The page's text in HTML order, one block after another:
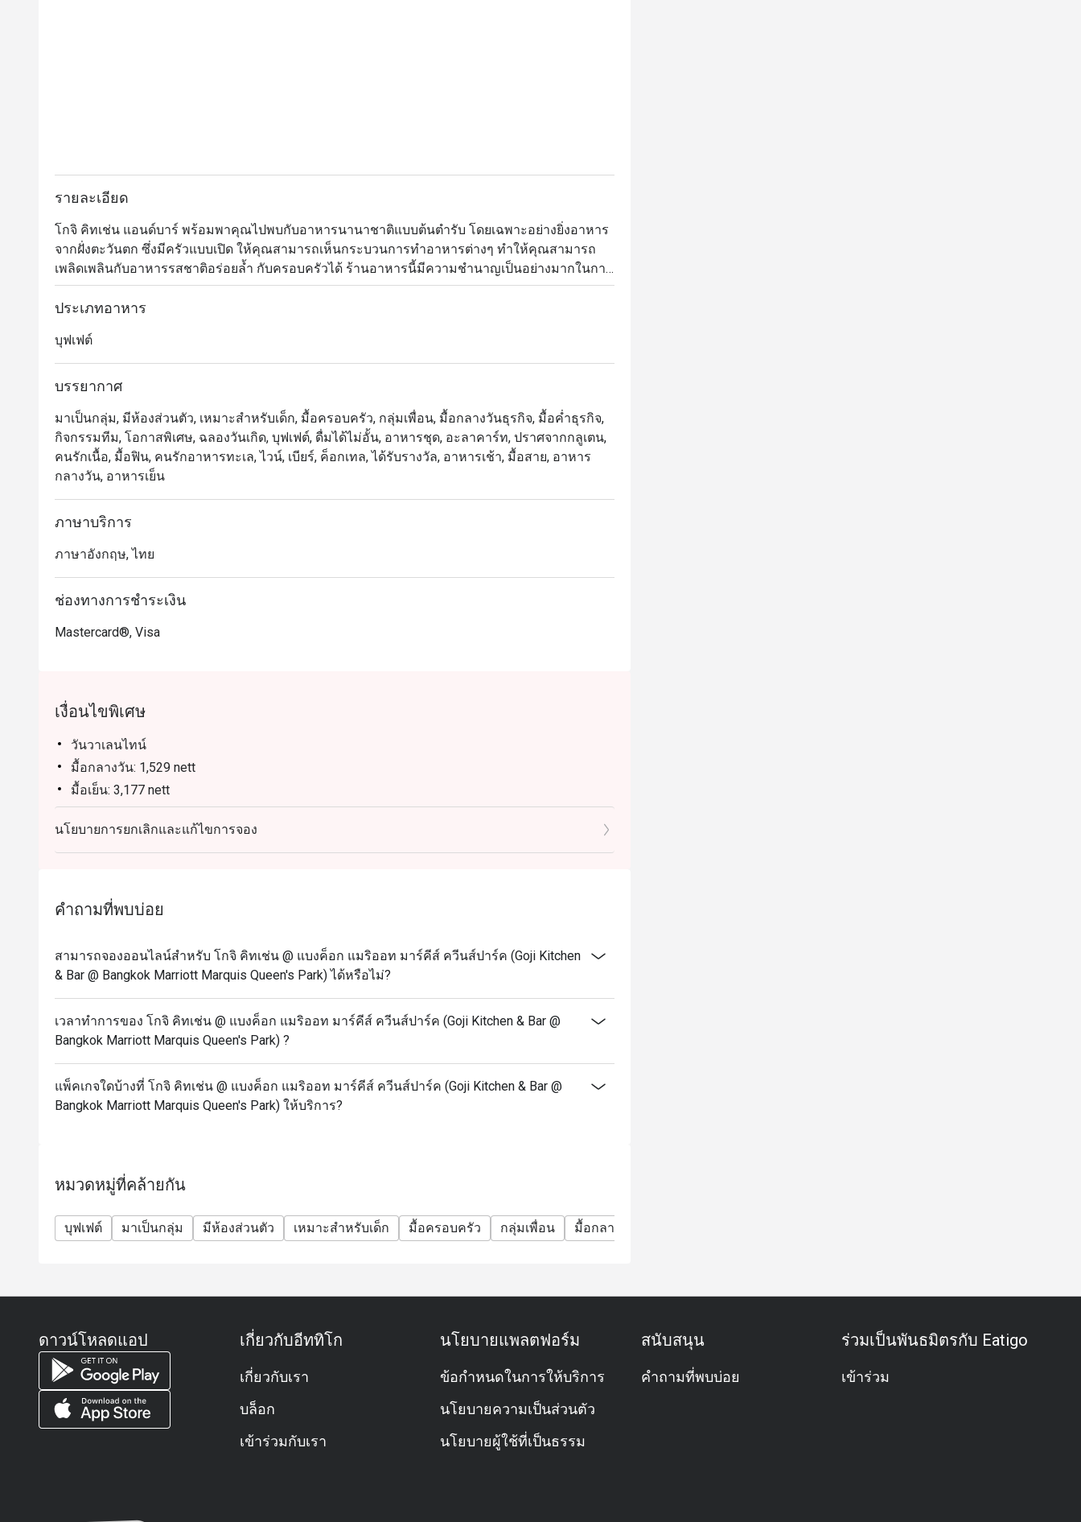
รายละเอียด
โกจิ คิทเช่น แอนด์บาร์ พร้อมพาคุณไปพบกับอาหารนานาชาติแบบต้นตำรับ โดยเฉพาะอย่างยิ่งอาหาร
จากฝั่งตะวันตก ซึ่งมีครัวแบบเปิด ให้คุณสามารถเห็นกระบวนการทำอาหารต่างๆ ทำให้คุณสามารถ
เพลิดเพลินกับอาหารรสชาติอร่อยล้ำ กับครอบครัวได้ ร้านอาหารนี้มีความชำนาญเป็นอย่างมากในการ
ย่างเนื้อต่างๆ และการสรรหาซีฟู้ดที่สดใหม่ ซึ่งเชฟจะเลือกแต่วัตถุดิบที่สดใหม่เท่านั้น เพื่อทำให้คุณมี
มื้ออาหารอันน่าจดจำ
Goji Kitchen + Bar เป็นห้องอาหารบุฟเฟ่ต์นานาชาติระดับพรีเมียม ตั้งอยู่ที่ชั้น G ของโรงแรม Bangkok
Marriott Marquis Queen’s Park เดินทางสะดวกจาก สถานีรถไฟฟ้า BTS พร้อมพงษ์ โดดเด่นด้วย
บรรยากาศหรูหราแต่เป็นกันเอง พร้อมครัวเปิดให้ชมการปรุงอาหารแบบสดใหม่ ไฮไลต์เมนูแนะนำ
เหมาะสำหรับทั้งคนท้องถิ่นและนักท่องเที่ยว ไม่ว่าจะเป็นมื้อพิเศษกับครอบครัว มื้อกลางวันทางธุรกิจ
หรือบรันช์วันหยุดสุดสัปดาห์ คนท้องถิ่นจะประทับใจกับความหลากหลายและคุณภาพ เดินทางสะดวก
สบายใกล้แหล่งท่องเที่ยวและรถไฟฟ้า
การจองผ่านแอปหรือเว็บไซต์ Eatigo คือวิธีที่ฉลาดที่สุดในการรับประทานอาหาร เพียงเลือกเวลาที่
ประเภทอาหาร
บุฟเฟต์
บรรยากาศ
มาเป็นกลุ่ม, มีห้องส่วนตัว, เหมาะสำหรับเด็ก, มื้อครอบครัว, กลุ่มเพื่อน, มื้อกลางวันธุรกิจ, มื้อค่ำธุรกิจ,
กิจกรรมทีม, โอกาสพิเศษ, ฉลองวันเกิด, บุฟเฟต์, ดื่มได้ไม่อั้น, อาหารชุด, อะลาคาร์ท, ปราศจากกลูเตน,
คนรักเนื้อ, มื้อฟิน, คนรักอาหารทะเล, ไวน์, เบียร์, ค็อกเทล, ได้รับรางวัล, อาหารเช้า, มื้อสาย, อาหาร
กลางวัน, อาหารเย็น
ภาษาบริการ
ภาษาอังกฤษ, ไทย
ช่องทางการชำระเงิน
Mastercard®, Visa
เงื่อนไขพิเศษ
วันวาเลนไทน์
มื้อกลางวัน: 1,529 nett
มื้อเย็น: 3,177 nett
วันจันทร์ – ศุกร์ (12.00 – 14.30 น.) - โกจิบุฟเฟ่ต์มื้อกลางวัน
1,499++ ต่อท่าน (ราคาสุทธิ 1,765 บาท)
วันจันทร์-พฤหัสบดี (17.30 – 22.00 น.) – บุฟเฟ่ต์มื้อเย็น
วันศุกร์ (17.30 – 22.00 น.) – บุฟเฟ่ต์มื้อค่ำ
วันเสาร์ (12.00 – 14.30 น.) – บุฟเฟ่ต์มื้อกลางวัน
2,599++ ต่อท่าน (ราคาสุทธิ 3,060 บาท)
2,599++ ต่อท่าน ราคาสุทธิ( 3,060 บาท)
วันอาทิตย์ (12.00 – 14.30 น.) – อาหารมื้อสาย
2,899++ ต่อท่าน (ราคาสุทธิ3,413 บาท)
วันอาทิตย์ (17:30 – 22:00 น.) – บุฟเฟ่ต์มื้อค่ำ
2,599++ ต่อท่าน (ราคาสุทธิ 3,060บาท)
เด็กอายุ 12 ปีขึ้นไป ชำระราคาเต็ม
* ราคาอาจมีการเปลี่ยนแปลงได้ตลอดเวลาโดยไม่ต้องแจ้งให้ทราบล่วงหน้าในวันหยุดนักขัตฤกษ์
กิจกรรมพิเศษ (เช่น คริสต์มาส ปีใหม่ วันวาเลนไทน์ ฯลฯ)
* กรุณามาตรงต่อเวลาเพื่อยืนยันการจองรับส่วนลดและที่นั่งของท่าน หากมาถึงก่อนเวลา 15 นาที
ของทางร้าน
ถาม: ร้านโกจิ คิทเช่น + บาร์ เป็นร้านอาหารแบบไหน?
ตอบ: โกจิ คิทเช่น + บาร์ เป็นร้านอาหารบุฟเฟต์ระดับพรีเมียม ให้บริการอาหารนานาชาติครบครัน มี
ทั้งมุมซีฟู้ดสดใหม่ เนื้อย่าง พาสต้า ซูชิ ซาชิมิ และอาหารไทย รวมถึงมีเมนูตามสั่ง (à la carte) ให้
บริการตลอดวันด้วยครับ
ถาม: ร้านเปิดให้บริการเวลาไหนบ้าง?
🍖 บุฟเฟต์มื้อเย็น: 17.30 – 22.00 น.
นโยบายการยกเลิกและแก้ไขการจอง
คำถามที่พบบ่อย
สามารถจองออนไลน์สำหรับ โกจิ คิทเช่น @ แบงค็อก แมริออท มาร์คีส์ ควีนส์ปาร์ค (Goji Kitchen
& Bar @ Bangkok Marriott Marquis Queen's Park) ได้หรือไม่?
เวลาทำการของ โกจิ คิทเช่น @ แบงค็อก แมริออท มาร์คีส์ ควีนส์ปาร์ค (Goji Kitchen & Bar @
Bangkok Marriott Marquis Queen's Park) ?
แพ็คเกจใดบ้างที่ โกจิ คิทเช่น @ แบงค็อก แมริออท มาร์คีส์ ควีนส์ปาร์ค (Goji Kitchen & Bar @
Bangkok Marriott Marquis Queen's Park) ให้บริการ?
หมวดหมู่ที่คล้ายกัน
บุฟเฟต์ มาเป็นกลุ่ม มีห้องส่วนตัว เหมาะสำหรับเด็ก มื้อครอบครัว กลุ่มเพื่อน มื้อกลางวันธุรกิจ
ดาวน์โหลดแอป เกี่ยวกับอีททิโก
เกี่ยวกับเรา
บล็อก
เข้าร่วมกับเรา
นโยบายแพลตฟอร์ม
ข้อกำหนดในการให้บริการ
นโยบายความเป็นส่วนตัว
นโยบายผู้ใช้ที่เป็นธรรม
สนับสนุน
คำถามที่พบบ่อย
ร่วมเป็นพันธมิตรกับ Eatigo
เข้าร่วม